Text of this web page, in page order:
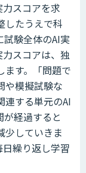
力スコアを求
したうえで科
験全体のAI実
スコアは、独
ます。「問題で
や模擬試験な
連する単元のAI
経過すると
少していきま
繰り返し学習